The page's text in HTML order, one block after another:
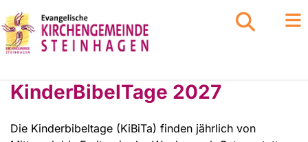
KinderBibelTage 2027
Die Kinderbibeltage (KiBiTa) finden jährlich von